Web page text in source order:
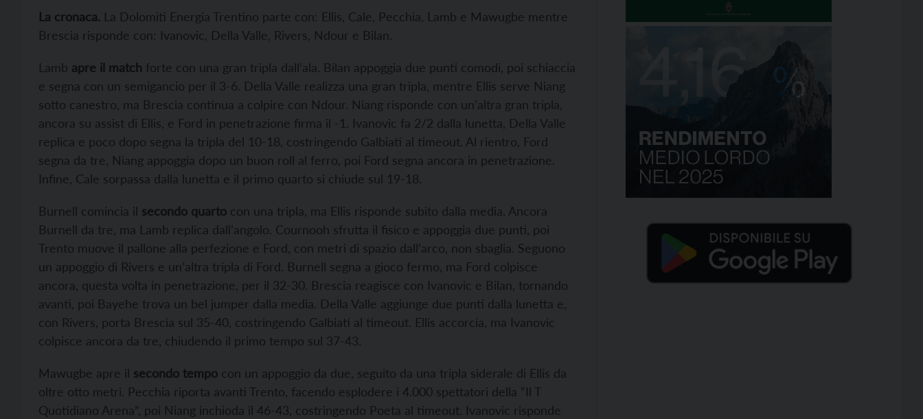
La cronaca. La Dolomiti Energia Trentino parte con: Ellis, Cale, Pecchia, Lamb e Mawugbe mentre
Brescia risponde con: Ivanovic, Della Valle, Rivers, Ndour e Bilan.
Lamb apre il match forte con una gran tripla dall’ala. Bilan appoggia due punti comodi, poi schiaccia
e segna con un semigancio per il 3-6. Della Valle realizza una gran tripla, mentre Ellis serve Niang
sotto canestro, ma Brescia continua a colpire con Ndour. Niang risponde con un’altra gran tripla,
ancora su assist di Ellis, e Ford in penetrazione firma il -1. Ivanovic fa 2/2 dalla lunetta, Della Valle
replica e poco dopo segna la tripla del 10-18, costringendo Galbiati al timeout. Al rientro, Ford
segna da tre, Niang appoggia dopo un buon roll al ferro, poi Ford segna ancora in penetrazione.
Infine, Cale sorpassa dalla lunetta e il primo quarto si chiude sul 19-18.
Burnell comincia il secondo quarto con una tripla, ma Ellis risponde subito dalla media. Ancora
Burnell da tre, ma Lamb replica dall’angolo. Cournooh sfrutta il fisico e appoggia due punti, poi
Trento muove il pallone alla perfezione e Ford, con metri di spazio dall’arco, non sbaglia. Seguono
un appoggio di Rivers e un’altra tripla di Ford. Burnell segna a gioco fermo, ma Ford colpisce
ancora, questa volta in penetrazione, per il 32-30. Brescia reagisce con Ivanovic e Bilan, tornando
avanti, poi Bayehe trova un bel jumper dalla media. Della Valle aggiunge due punti dalla lunetta e,
con Rivers, porta Brescia sul 35-40, costringendo Galbiati al timeout. Ellis accorcia, ma Ivanovic
colpisce ancora da tre, chiudendo il primo tempo sul 37-43.
Mawugbe apre il secondo tempo con un appoggio da due, seguito da una tripla siderale di Ellis da
oltre otto metri. Pecchia riporta avanti Trento, facendo esplodere i 4.000 spettatori della “Il T
Quotidiano Arena”, poi Niang inchioda il 46-43, costringendo Poeta al timeout. Ivanovic risponde